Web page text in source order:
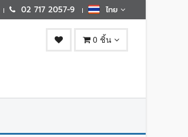
02 717 2057-9 ไทย
0 ชิ้น